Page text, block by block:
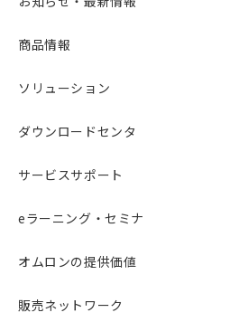
商品情報
ソリューション
ダウンロードセンタ
サービスサポート
eラーニング・セミナ
オムロンの提供価値
販売ネットワーク